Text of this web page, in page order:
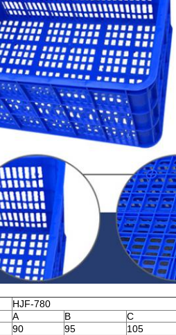
HJF-780
A
B C
90 95 105